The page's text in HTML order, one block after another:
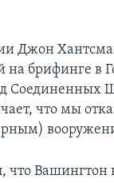
Джон
на брифинге в
Соединенных
что мы
что Вашингтон